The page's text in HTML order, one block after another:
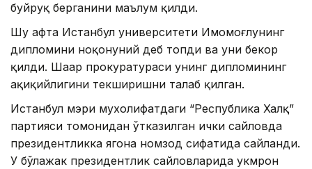
буйруқ берганини маълум қилди.
Шу ҳафта Истанбул университети Имомоғлунинг
дипломини ноқонуний деб топди ва уни бекор
қилди. Шаҳар прокуратураси унинг дипломининг
ҳақиқийлигини текширишни талаб қилган.
Истанбул мэри мухолифатдаги “Республика Халқ”
партияси томонидан ўтказилган ички сайловда
президентликка ягона номзод сифатида сайланди.
У бўлажак президентлик сайловларида ҳукмрон